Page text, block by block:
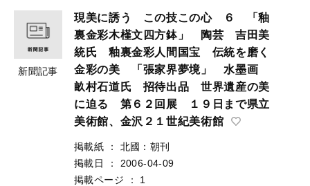
新聞記事
現美に誘う この技この心 ６ 「釉
裏金彩木槿文四方鉢」 陶芸 吉田美
統氏 釉裏金彩人間国宝 伝統を磨く
金彩の美 「張家界夢境」 水墨画
畝村石道氏 招待出品 世界遺産の美
に迫る 第６２回展 １９日まで県立
美術館、金沢２１世紀美術館
掲載紙 ：
北國：朝刊
掲載日
：
2006-04-09
掲載ページ
：
1